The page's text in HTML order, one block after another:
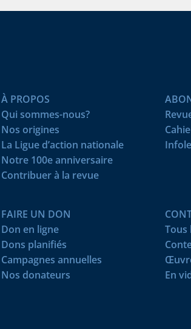
À PROPOS
Qui sommes-nous?
Nos origines
La Ligue d’action nationale
Notre 100e anniversaire
Contribuer à la revue
FAIRE UN DON
Don en ligne
Dons planifiés
Campagnes annuelles
Nos donateurs
Tous
En